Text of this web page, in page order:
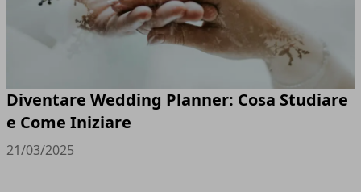
Diventare Wedding Planner: Cosa Studiare
e Come Iniziare
21/03/2025